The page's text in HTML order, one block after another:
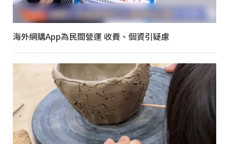
海外網購App為民間營運 收費、個資引疑慮